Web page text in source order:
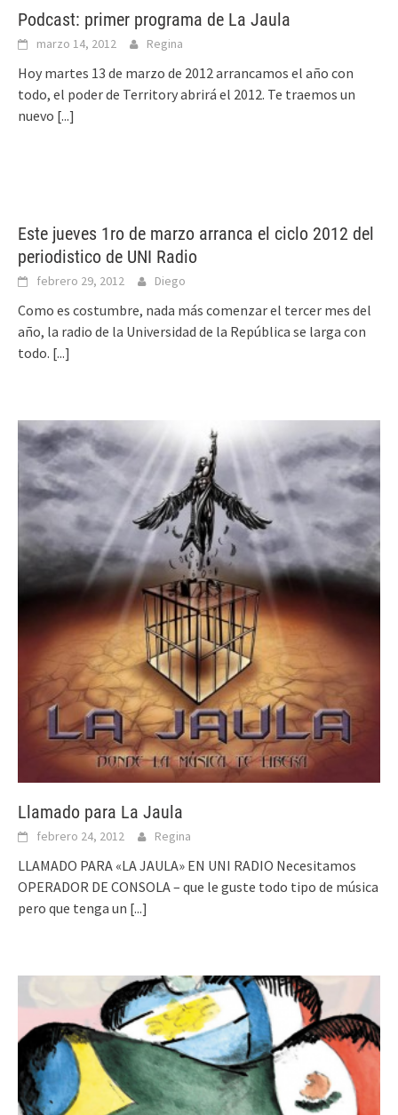
Podcast: primer programa de La Jaula
marzo 14, 2012 Regina
Hoy martes 13 de marzo de 2012 arrancamos el año con
todo, el poder de Territory abrirá el 2012. Te traemos un
nuevo [...]
Este jueves 1ro de marzo arranca el ciclo 2012 del
periodistico de UNI Radio
febrero 29, 2012 Diego
Como es costumbre, nada más comenzar el tercer mes del
año, la radio de la Universidad de la República se larga con
todo. [...]
Llamado para La Jaula
febrero 24, 2012 Regina
LLAMADO PARA «LA JAULA» EN UNI RADIO Necesitamos
OPERADOR DE CONSOLA – que le guste todo tipo de música
pero que tenga un [...]